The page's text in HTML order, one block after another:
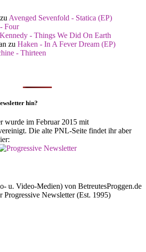
zu Avenged Sevenfold - Statica (EP)
Four
- Things We Did On Earth
zu Haken - In A Fever Dream (EP)
- Thirteen
hin?
wurde im Februar 2015 mit
Die alte PNL-Seite findet ihr aber
u. Video-Medien) von BetreutesProggen.de
Progressive Newsletter (Est. 1995)